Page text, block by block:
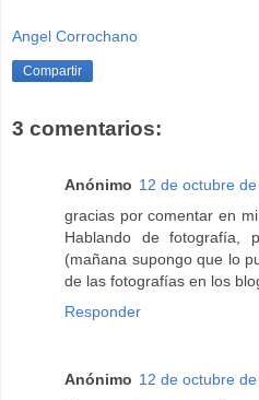
Angel Corrochano
Compartir
3 comentarios:
Anónimo 12 de octubre
gracias por comentar en
Hablando de fotografía,
(mañana supongo que lo
de las fotografías en los
Responder
Anónimo 12 de octubre